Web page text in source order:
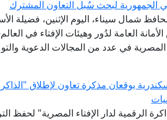
لبحث سُبل التعاون المشترك
شمال سيناء، اليوم الإثنين، فضيلة
العامة لدُور وهيئات الإفتاء في
في عدد من المجالات الدعوية
يوقعان مذكرة تعاون لإطلاق
الرقمية لدار الإفتاء المصرية" لحفظ